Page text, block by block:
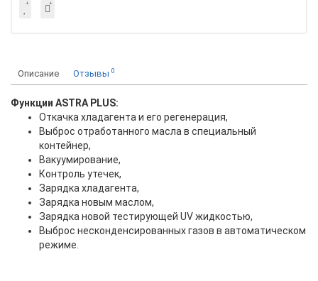
Описание Отзывы 0
Функции ASTRA PLUS:
Откачка хладагента и его регенерация,
Выброс отработанного масла в специальный
контейнер,
Вакуумирование,
Контроль утечек,
Зарядка хладагента,
Зарядка новым маслом,
Зарядка новой тестирующей UV жидкостью,
Выброс несконденсированных газов в автоматическом
режиме.